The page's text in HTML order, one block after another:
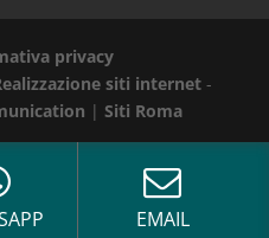
privacy
siti internet -
| Siti Roma
EMAIL